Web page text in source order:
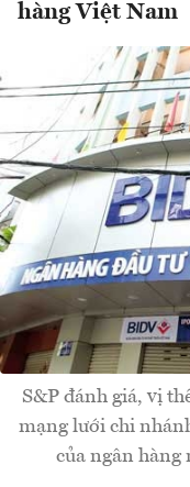
hàng Việt Nam
S&P đánh giá, vị
mạng lưới chi
của ngân